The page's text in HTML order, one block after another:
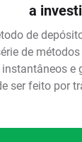
a
de
de
e
ser feito por